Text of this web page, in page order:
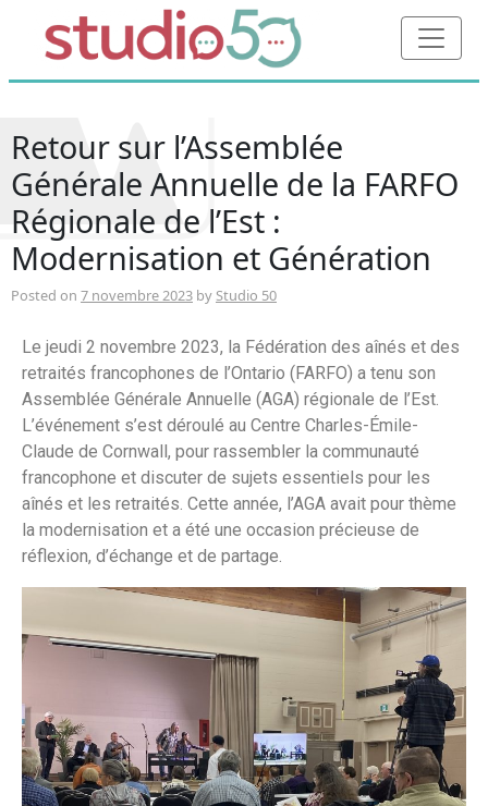
Retour sur l’Assemblée
Générale Annuelle de la FARFO
Régionale de l’Est :
Modernisation et Génération
Posted on 7 novembre 2023 by Studio 50
Le jeudi 2 novembre 2023, la Fédération des aînés et des
retraités francophones de l’Ontario (FARFO) a tenu son
Assemblée Générale Annuelle (AGA) régionale de l’Est.
L’événement s’est déroulé au Centre Charles-Émile-
Claude de Cornwall, pour rassembler la communauté
francophone et discuter de sujets essentiels pour les
aînés et les retraités. Cette année, l’AGA avait pour thème
la modernisation et a été une occasion précieuse de
réflexion, d’échange et de partage.